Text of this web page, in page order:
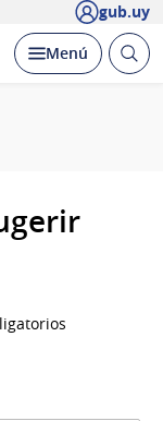
gub.uy
Desplegar
Menú Abrir